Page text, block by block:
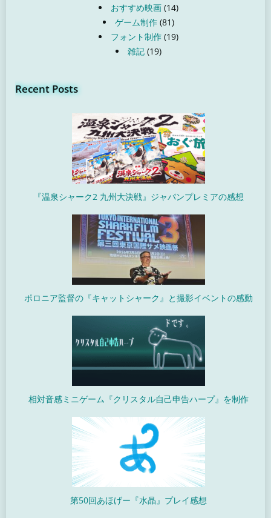
おすすめ映画 (14)
ゲーム制作 (81)
フォント制作 (19)
雑記 (19)
Recent Posts
『温泉シャーク2 九州大決戦』ジャパンプレミアの感想
ポロニア監督の『キャットシャーク』と撮影イベントの感動
相対音感ミニゲーム『クリスタル自己申告ハープ』を制作
第50回あほげー『水晶』プレイ感想